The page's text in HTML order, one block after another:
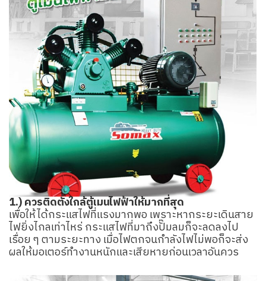
1.) ควรติดตั้งใกล้ตู้เมนไฟฟ้าให้มากที่สุด
เพื่อให้ได้กระแสไฟที่แรงมากพอ เพราะหากระยะเดินสาย
ไฟยิ่งไกลเท่าไหร่ กระแสไฟที่มาถึงปั๊มลมก็จะลดลงไป
เรื่อย ๆ ตามระยะทาง เมื่อไฟตกจนกำลังไฟไม่พอก็จะส่ง
ผลให้มอเตอร์ทำงานหนักและเสียหายก่อนเวลาอันควร